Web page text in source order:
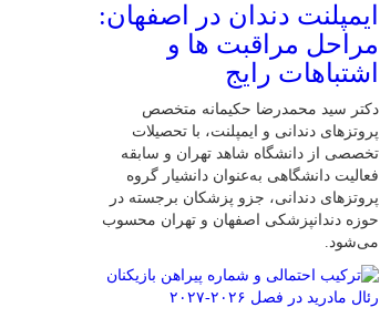
ایمپلنت دندان در اصفهان:
مراحل مراقبت ها و
اشتباهات رایج
دکتر سید محمدرضا حکیمانه متخصص
پروتزهای دندانی و ایمپلنت، با تحصیلات
تخصصی از دانشگاه شاهد تهران و سابقه
فعالیت دانشگاهی به‌عنوان دانشیار گروه
پروتزهای دندانی، جزو پزشکان برجسته در
حوزه دندانپزشکی اصفهان و تهران محسوب
می‌شود.